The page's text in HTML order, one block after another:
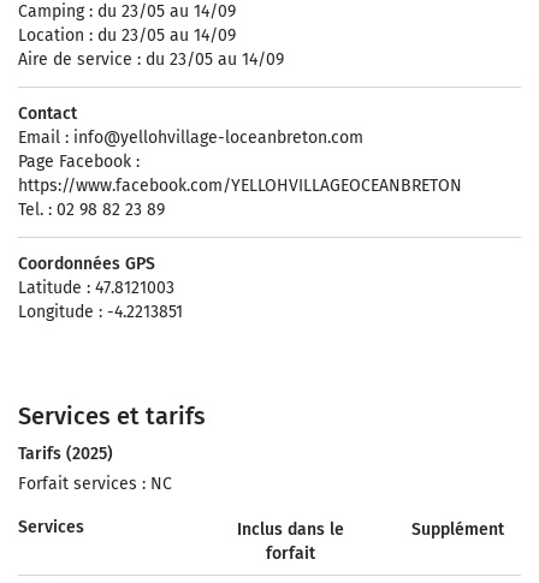
Camping : du 23/05 au 14/09
Location : du 23/05 au 14/09
Aire de service : du 23/05 au 14/09
Contact
Email : info@yellohvillage-loceanbreton.com
Page Facebook :
https://www.facebook.com/YELLOHVILLAGEOCEANBRETON
Tel. : 02 98 82 23 89
Coordonnées GPS
Latitude : 47.8121003
Longitude : -4.2213851
Services et tarifs
Tarifs (2025)
Forfait services : NC
Services
Inclus dans le
forfait
Supplément